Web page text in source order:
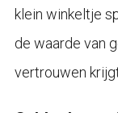
klein winkeltje
de waarde van
vertrouwen